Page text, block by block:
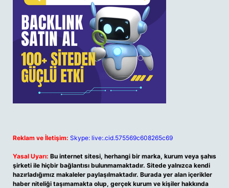
Reklam ve İletişim: Skype: live:.cid.575569c608265c69
Yasal Uyarı: Bu internet sitesi, herhangi bir marka, kurum veya şahıs
şirketi ile hiçbir bağlantısı bulunmamaktadır. Sitede yalnızca kendi
hazırladığımız makaleler paylaşılmaktadır. Burada yer alan içerikler
haber niteliği taşımamakta olup, gerçek kurum ve kişiler hakkında